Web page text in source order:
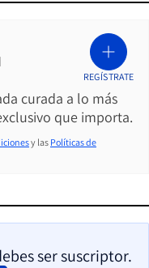
curada a lo más
que importa.
REGÍSTRATE
y las Políticas de
ser suscriptor.